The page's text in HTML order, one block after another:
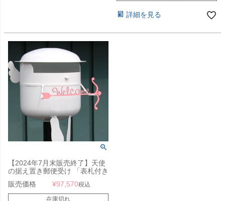
詳細を見る
【2024年7月末販売終了】天使
の据え置き郵便受け 「表札付き
チビポス エンジェル
（CHIBIPOS ANGEL）」 ボン
ポスシリーズ
販売価格 ¥97,570税込
在庫切れ